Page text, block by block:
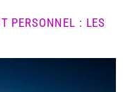
PERSONNEL : LES